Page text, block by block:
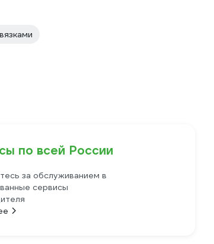
по всей России
за обслуживанием в
сервисы